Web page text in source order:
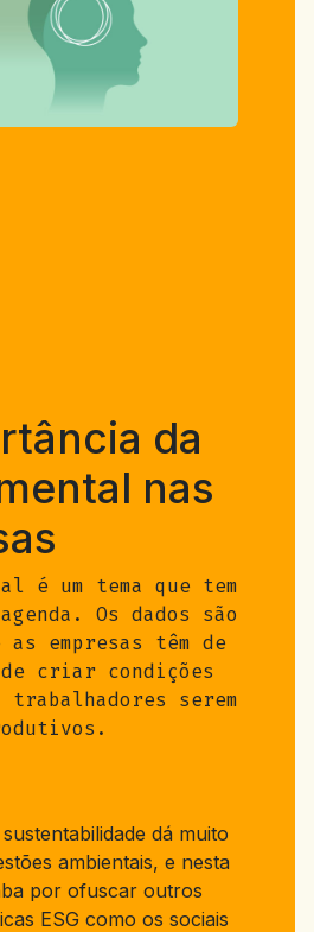
da
nas
é um tema que tem
Os dados são
empresas têm de
criar condições
trabalhadores serem
dá muito
ambientais, e nesta
por ofuscar outros
ESG como os sociais